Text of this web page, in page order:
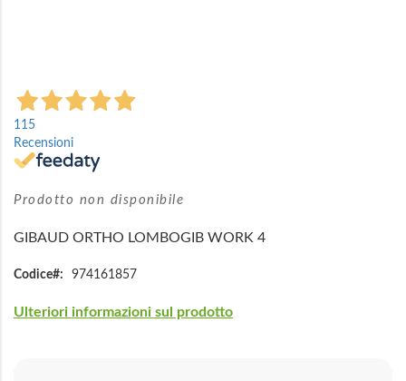
Vai
all'inizio
della
galleria
di
115
Recensioni
Prodotto non disponibile
GIBAUD ORTHO LOMBOGIB WORK 4
Codice 974161857
Ulteriori informazioni sul prodotto